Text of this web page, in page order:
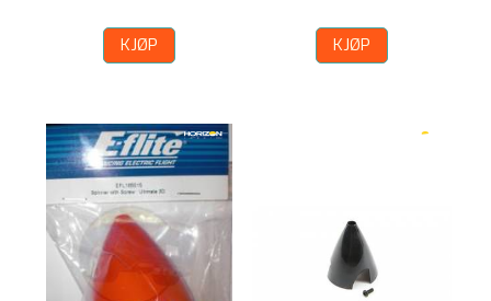
KJØP KJØP